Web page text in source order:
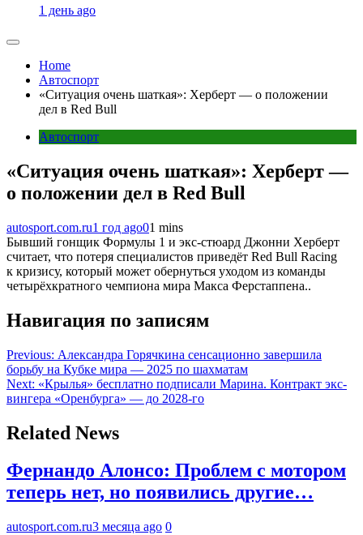
1 день ago
Home
Автоспорт
«Ситуация очень шаткая»: Херберт — о положении
дел в Red Bull
Автоспорт
«Ситуация очень шаткая»: Херберт —
о положении дел в Red Bull
autosport.com.ru1 год ago01 mins
Бывший гонщик Формулы 1 и экс-стюард Джонни Херберт
считает, что потеря специалистов приведёт Red Bull Racing
к кризису, который может обернуться уходом из команды
четырёхкратного чемпиона мира Макса Ферстаппена..
Навигация по записям
Previous: Александра Горячкина сенсационно завершила
борьбу на Кубке мира — 2025 по шахматам
Next: «Крылья» бесплатно подписали Марина. Контракт экс-
вингера «Оренбурга» — до 2028-го
Related News
Фернандо Алонсо: Проблем с мотором
теперь нет, но появились другие…
autosport.com.ru3 месяца ago 0